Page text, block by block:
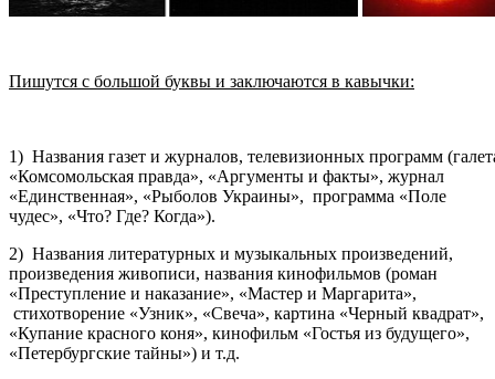
Пишутся с большой буквы и заключаются в кавычки:
1) Названия газет и журналов, телевизионных программ
«Комсомольская правда», «Аргументы и факты», журнал
«Единственная», «Рыболов Украины», программа «Поле
чудес», «Что? Где? Когда»).
2) Названия литературных и музыкальных произведений,
произведения живописи, названия кинофильмов (роман
«Преступление и наказание», «Мастер и Маргарита»,
стихотворение «Узник», «Свеча», картина «Черный квадрат»,
«Купание красного коня», кинофильм «Гостья из будущего»,
«Петербургские тайны») и т.д.